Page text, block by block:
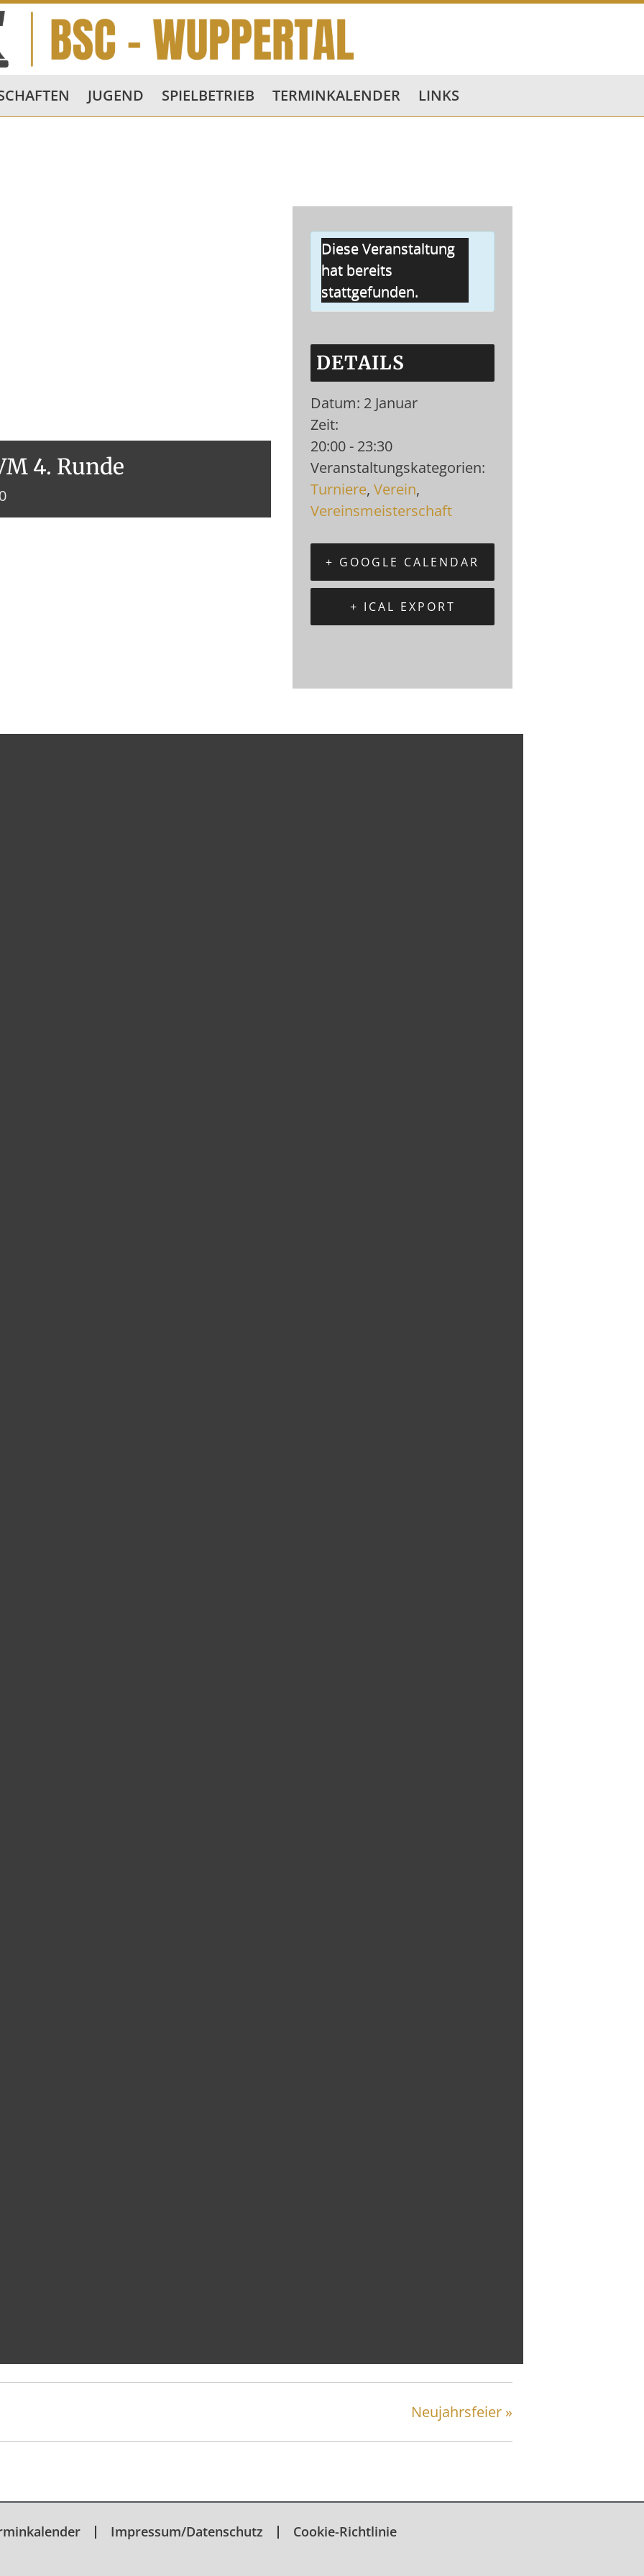
JUGEND SPIELBETRIEB TERMINKALENDER LINKS
4. Runde
Diese Veranstaltung
hat bereits
stattgefunden.
DETAILS
Datum: 2 Januar
Zeit:
20:00 - 23:30
Veranstaltungskategorien:
Turniere, Verein,
Vereinsmeisterschaft
+ GOOGLE CALENDAR
+ ICAL EXPORT
Neujahrsfeier »
Impressum/Datenschutz Cookie-Richtlinie